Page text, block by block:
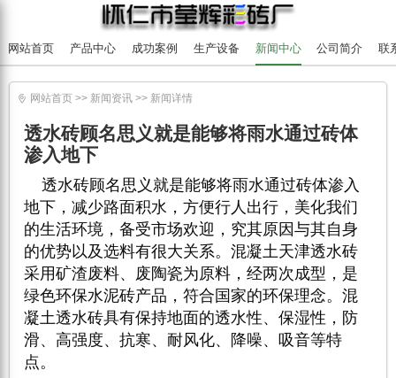
网站首页 产品中心 成功案例 生产设备 新闻中心 公司简介 联
 网站首页 >> 新闻资讯 >> 新闻详情
透水砖顾名思义就是能够将雨水通过砖体
渗入地下
透水砖顾名思义就是能够将雨水通过砖体渗入
地下，减少路面积水，方便行人出行，美化我们
的生活环境，备受市场欢迎，究其原因与其自身
的优势以及选料有很大关系。混凝土天津透水砖
采用矿渣废料、废陶瓷为原料，经两次成型，是
绿色环保水泥砖产品，符合国家的环保理念。混
凝土透水砖具有保持地面的透水性、保湿性，防
滑、高强度、抗寒、耐风化、降噪、吸音等特
点。